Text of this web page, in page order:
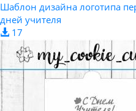
Шаблон дизайна логотипа
дней учителя
17